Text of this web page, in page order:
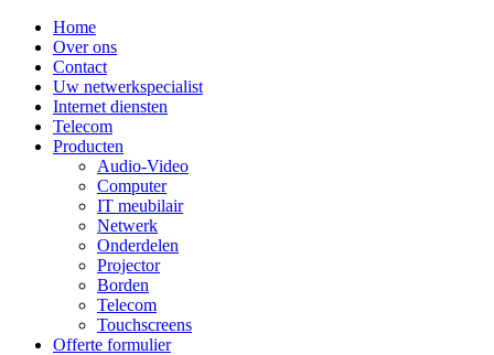
Home
Over ons
Contact
Uw netwerkspecialist
Internet diensten
Telecom
Producten
Audio-Video
Computer
IT meubilair
Netwerk
Onderdelen
Projector
Borden
Telecom
Touchscreens
Offerte formulier